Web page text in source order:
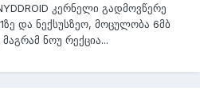
კერნელი გადმოვწერე
და ნექსუსზეო, მოცულობა 6მბ
ნოუ რექცია...